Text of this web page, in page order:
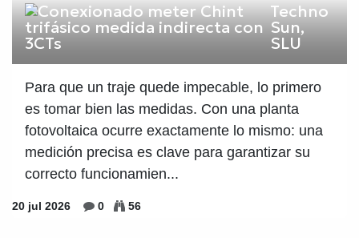
Techno
Sun,
SLU
Para que un traje quede impecable, lo primero
es tomar bien las medidas. Con una planta
fotovoltaica ocurre exactamente lo mismo: una
medición precisa es clave para garantizar su
correcto funcionamien...
20 jul 2026 0 56